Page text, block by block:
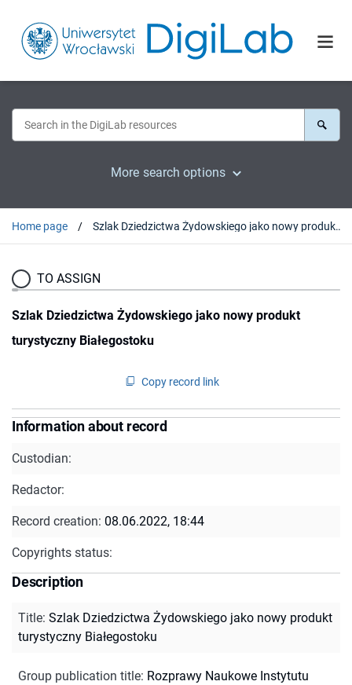
More search options
Home page Szlak Dziedzictwa Żydowskiego jako nowy produkt turystyczny Białegostoku
TO ASSIGN
Szlak Dziedzictwa Żydowskiego jako nowy produkt
turystyczny Białegostoku
Copy record link
Information about record
Custodian:
Redactor:
Record creation: 08.06.2022, 18:44
Copyrights status:
Description
Title: Szlak Dziedzictwa Żydowskiego jako nowy produkt
turystyczny Białegostoku
Group publication title: Rozprawy Naukowe Instytutu